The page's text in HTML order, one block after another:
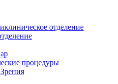
отделение
процедуры